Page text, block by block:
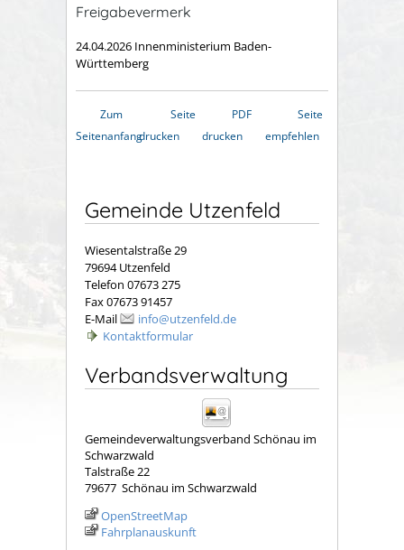
Freigabevermerk
24.04.2026 Innenministerium Baden-
Württemberg
Zum
Seitenanfang
Seite
drucken
PDF
drucken
Seite
empfehlen
Gemeinde Utzenfeld
Wiesentalstraße 29
79694 Utzenfeld
Telefon 07673 275
Fax 07673 91457
E-Mail
info@utzenfeld.de
Kontaktformular
Verbandsverwaltung
Gemeindeverwaltungsverband Schönau im
Schwarzwald
Talstraße 22
79677 Schönau im Schwarzwald
OpenStreetMap
Fahrplanauskunft